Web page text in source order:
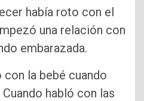
había roto con el
una relación con
embarazada.
la bebé cuando
habló con las